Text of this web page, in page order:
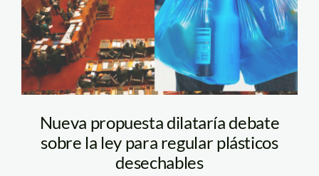
Nueva propuesta dilataría debate
sobre la ley para regular plásticos
desechables